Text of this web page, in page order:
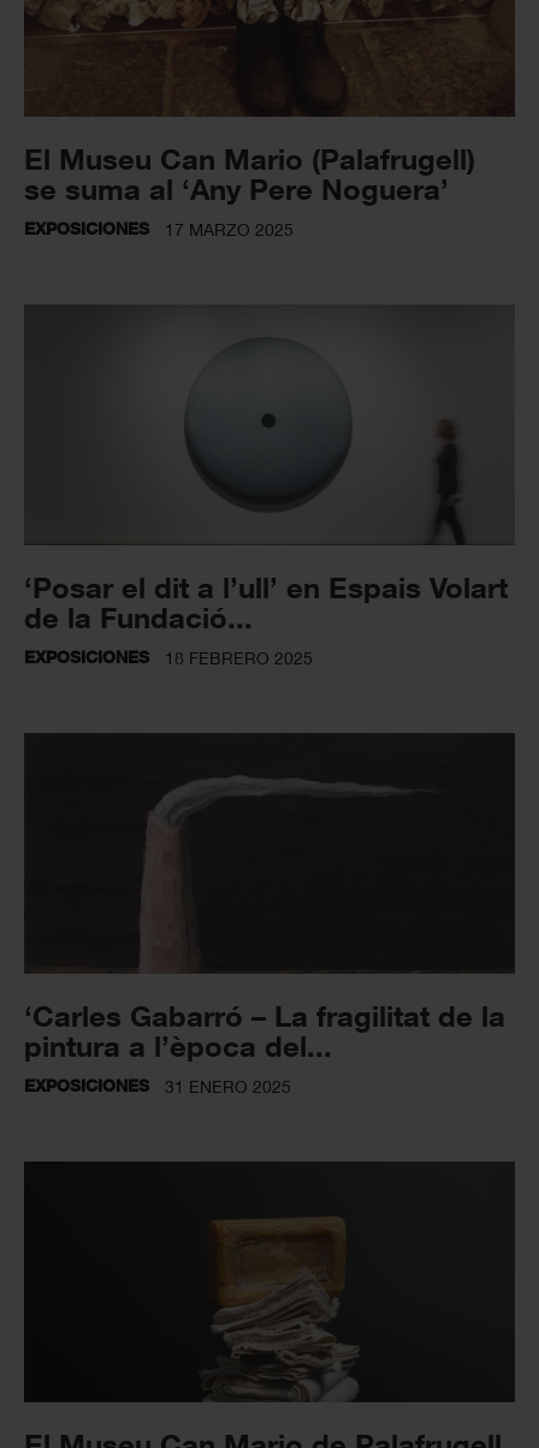
El Museu Can Mario (Palafrugell)
se suma al ‘Any Pere Noguera’
EXPOSICIONES 17 MARZO 2025
‘Posar el dit a l’ull’ en Espais Volart
de la Fundació...
EXPOSICIONES 18 FEBRERO 2025
‘Carles Gabarró – La fragilitat de la
pintura a l’època del...
EXPOSICIONES 31 ENERO 2025